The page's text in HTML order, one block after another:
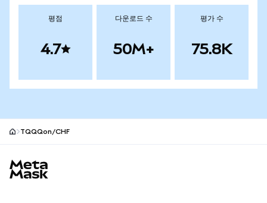
평점
4.7
다운로드 수
50M+
평가 수
75.8K
TQQQon/CHF